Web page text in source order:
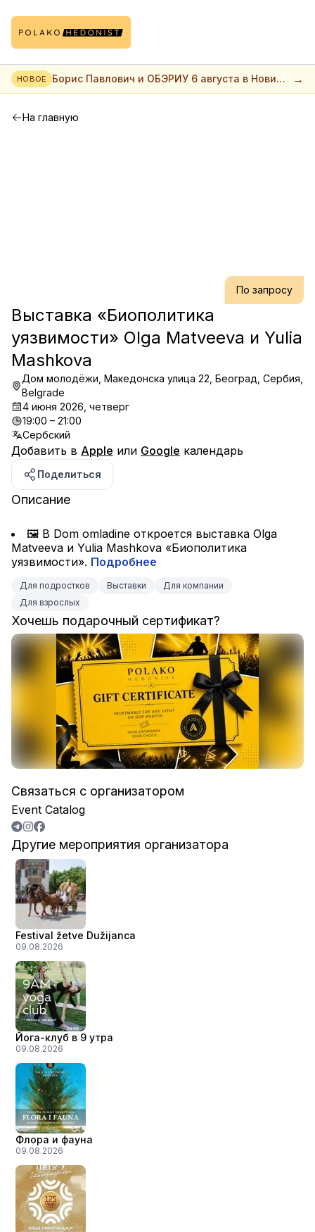
НОВОЕ
Борис Павлович и ОБЭРИУ 6 августа в Нови
саде
→
На главную
По запросу
Выставка «Биополитика
уязвимости» Olga Matveeva и Yulia
Mashkova
Дом молодёжи, Македонска улица 22, Београд, Сербия,
Belgrade
4 июня 2026, четверг
19:00 – 21:00
Сербский
Добавить в Apple или Google календарь
Поделиться
Описание
🖼 В Dom omladine откроется выставка Olga
Matveeva и Yulia Mashkova «Биополитика
уязвимости». Подробнее
Для подростков Выставки
Для компании
Для взрослых
Хочешь подарочный сертификат?
Связаться с организатором
Event Catalog
Другие мероприятия организатора
Festival žetve Dužijanca
09.08.2026
Йога-клуб в 9 утра
09.08.2026
Флора и фауна
09.08.2026